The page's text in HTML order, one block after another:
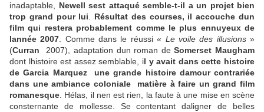
inadaptable, Newell sest attaqué semble-t-il a un projet bien
trop grand pour lui
Résultat des courses, il accouche dun
film qui restera probablement comme le plus ennuyeux de
lannée 2007 . Comme dans le réussi « Le voile des illusions»
(Curran  2007), adaptation dun roman deSomerset Maugham
dont lhistoire est assez semblable, il y avait dans cette histoire
de Garcia Marquez  une grande histoire damour contrariée
dans une ambiance coloniale  matière à faire un grand film
romanesque . Hélas, il nen est rien, la faute à une mise en scène
consternante de mollesse. Se contentant daligner de belles